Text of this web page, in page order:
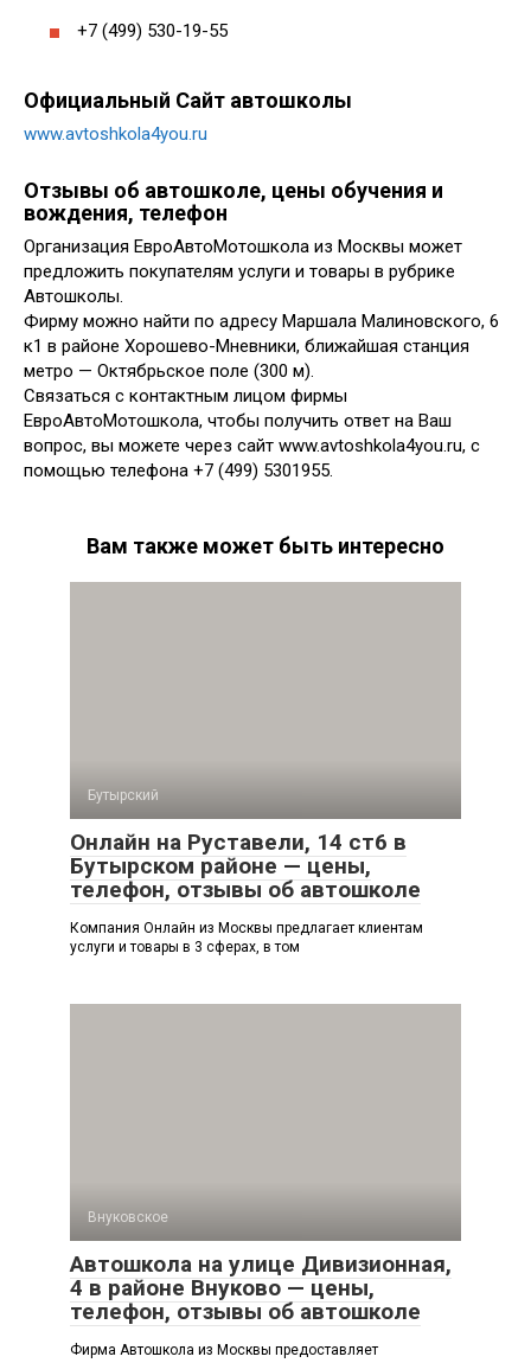
+7 (499) 530-19-55
Официальный Сайт автошколы
www.avtoshkola4you.ru
Отзывы об автошколе, цены обучения и
вождения, телефон
Организация ЕвроАвтоМотошкола из Москвы может
предложить покупателям услуги и товары в рубрике
Автошколы.
Фирму можно найти по адресу Маршала Малиновского, 6
к1 в районе Хорошево-Мневники, ближайшая станция
метро — Октябрьское поле (300 м).
Связаться с контактным лицом фирмы
ЕвроАвтоМотошкола, чтобы получить ответ на Ваш
вопрос, вы можете через сайт www.avtoshkola4you.ru, с
помощью телефона +7 (499) 5301955.
Вам также может быть интересно
Бутырский
Онлайн на Руставели, 14 ст6 в
Бутырском районе — цены,
телефон, отзывы об автошколе
Компания Онлайн из Москвы предлагает клиентам
услуги и товары в 3 сферах, в том
Внуковское
Автошкола на улице Дивизионная,
4 в районе Внуково — цены,
телефон, отзывы об автошколе
Фирма Автошкола из Москвы предоставляет